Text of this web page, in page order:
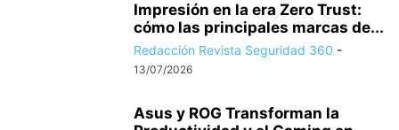
Impresión en la era Zero Trust:
cómo las principales marcas de...
Redacción Revista Seguridad 360 -
13/07/2026
Asus y ROG Transforman la